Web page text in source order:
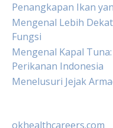
Penangkapan Ikan
Mengenal Lebih
Fungsi
Mengenal Kapal
Perikanan Indonesia
Menelusuri Jejak
okhealthcareers.com